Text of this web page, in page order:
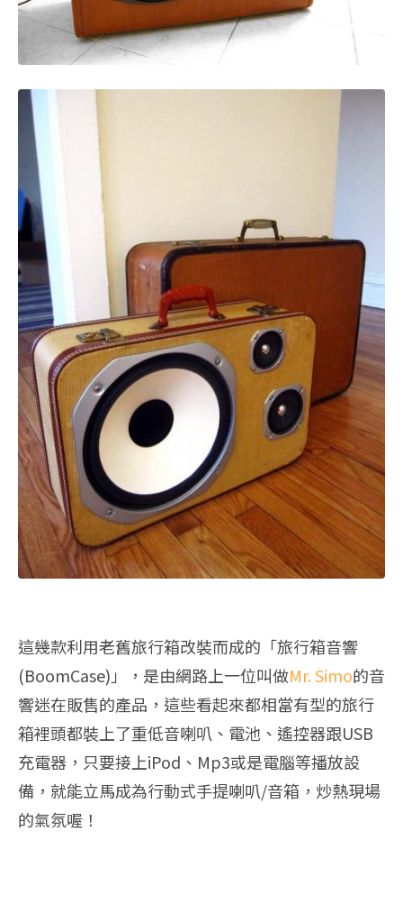
這幾款利用老舊旅行箱改裝而成的「旅行箱音響
(BoomCase)」，是由網路上一位叫做Mr. Simo的音
響迷在販售的產品，這些看起來都相當有型的旅行
箱裡頭都裝上了重低音喇叭、電池、遙控器跟USB
充電器，只要接上iPod、Mp3或是電腦等播放設
備，就能立馬成為行動式手提喇叭/音箱，炒熱現場
的氣氛喔！